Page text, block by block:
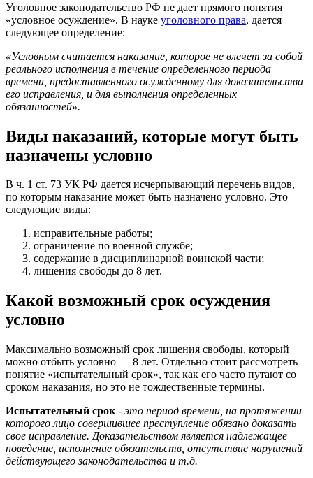
Уголовное законодательство РФ не дает прямого понятия
«условное осуждение». В науке уголовного права, дается
следующее определение:
«Условным считается наказание, которое не влечет за собой
реального исполнения в течение определенного периода
времени, предоставленного осужденному для доказательства
его исправления, и для выполнения определенных
обязанностей».
Виды наказаний, которые могут быть
назначены условно
В ч. 1 ст. 73 УК РФ дается исчерпывающий перечень видов,
по которым наказание может быть назначено условно. Это
следующие виды:
исправительные работы;
ограничение по военной службе;
содержание в дисциплинарной воинской части;
лишения свободы до 8 лет.
Какой возможный срок осуждения
условно
Максимально возможный срок лишения свободы, который
можно отбыть условно — 8 лет. Отдельно стоит рассмотреть
понятие «испытательный срок», так как его часто путают со
сроком наказания, но это не тождественные термины.
Испытательный срок - это период времени, на протяжении
которого лицо совершившее преступление обязано доказать
свое исправление. Доказательством является надлежащее
поведение, исполнение обязательств, отсутствие нарушений
действующего законодательства и т.д.